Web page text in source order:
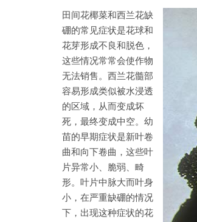
田间花椰菜和西兰花缺
硼的常见症状是花球和
花芽形成不良和脱色，
这些情况常常会使作物
无法销售。西兰花髓部
容易形成类似被水浸透
的区域，从而变成坏
死，最终变成中空。幼
苗的早期症状是新叶卷
曲和向下卷曲，这些叶
片异常小、脆弱、畸
形。叶片中脉大而叶身
小，在严重缺硼的情况
下，出现这种症状的花